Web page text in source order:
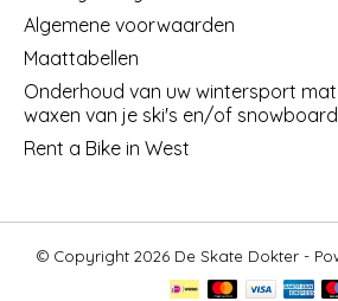
Algemene voorwaarden
Maattabellen
Onderhoud van uw wintersport
waxen van je ski's en/of
Rent a Bike in West
© Copyright 2026 De Skate Dokter -